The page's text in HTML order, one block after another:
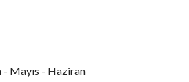
Mayıs - Haziran